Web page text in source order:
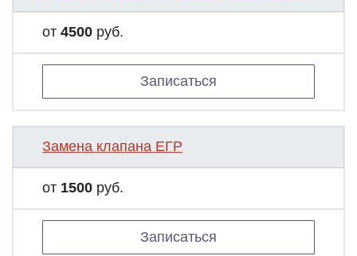
от 4500 руб.
Записаться
Замена клапана ЕГР
от 1500 руб.
Записаться